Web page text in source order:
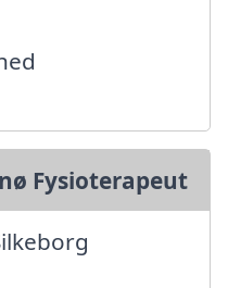
Fysioterapeut